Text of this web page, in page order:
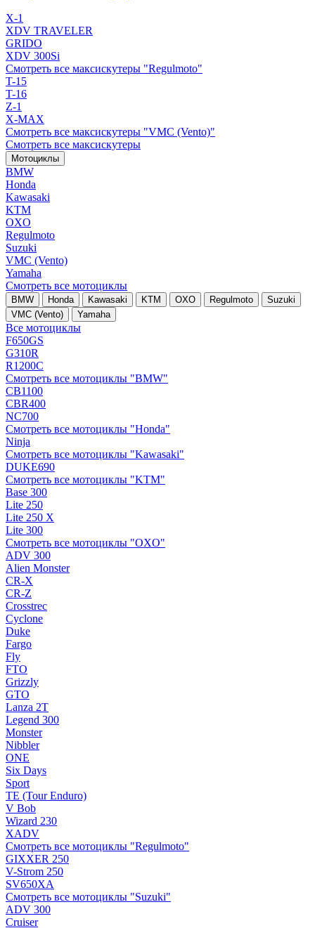
X-1
XDV TRAVELER
GRIDO
XDV 300Si
Смотреть все максискутеры "Regulmoto"
T-15
T-16
Z-1
X-MAX
Смотреть все максискутеры "VMC (Vento)"
Смотреть все максискутеры
Мотоциклы
BMW
Honda
Kawasaki
KTM
OXO
Regulmoto
Suzuki
VMC (Vento)
Yamaha
Смотреть все мотоциклы
BMW Honda Kawasaki KTM OXO Regulmoto
Suzuki
VMC (Vento)
Yamaha
Все мотоциклы
F650GS
G310R
R1200C
Смотреть все мотоциклы "BMW"
CB1100
CBR400
NC700
Смотреть все мотоциклы "Honda"
Ninja
Смотреть все мотоциклы "Kawasaki"
DUKE690
Смотреть все мотоциклы "KTM"
Base 300
Lite 250
Lite 250 X
Lite 300
Смотреть все мотоциклы "OXO"
ADV 300
Alien Monster
CR-X
CR-Z
Crosstrec
Cyclone
Duke
Fargo
Fly
FTO
Grizzly
GTO
Lanza 2T
Legend 300
Monster
Nibbler
ONE
Six Days
Sport
TE (Tour Enduro)
V Bob
Wizard 230
XADV
Смотреть все мотоциклы "Regulmoto"
GIXXER 250
V-Strom 250
SV650XA
Смотреть все мотоциклы "Suzuki"
ADV 300
Cruiser